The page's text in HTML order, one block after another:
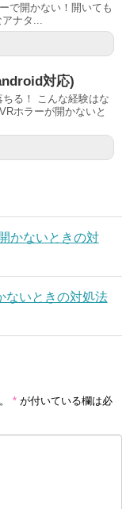
で開かない！開いても
ナタ...
対応)
る！ こんな経験はな
ホラーが開かないと
かないときの対
ないときの対処法
* が付いている欄は必